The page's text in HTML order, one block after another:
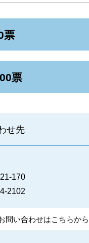
票
票
せ先
170
2102
問い合わせはこちらから